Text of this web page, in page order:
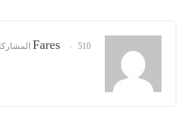
Fares 510 المشاركات